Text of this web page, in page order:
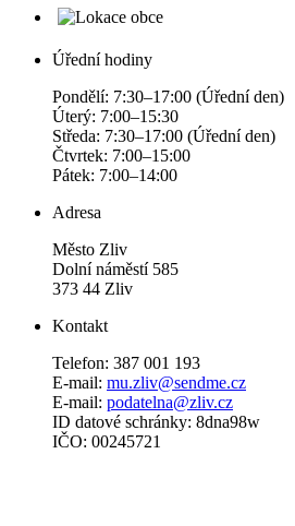
Úřední hodiny
Pondělí: 7:30–17:00 (Úřední den)
Úterý: 7:00–15:30
Středa: 7:30–17:00 (Úřední den)
Čtvrtek: 7:00–15:00
Pátek: 7:00–14:00
Adresa
Město Zliv
Dolní náměstí 585
373 44 Zliv
Kontakt
Telefon: 387 001 193
E-mail: mu.zliv@sendme.cz
E-mail: podatelna@zliv.cz
ID datové schránky: 8dna98w
IČO: 00245721